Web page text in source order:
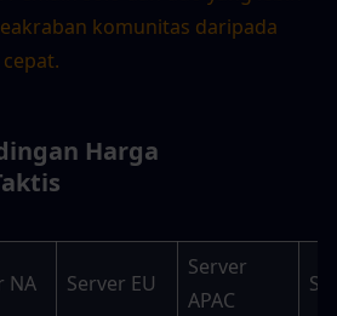
komunitas daripada
Harga
NA Server EU
Server
APAC